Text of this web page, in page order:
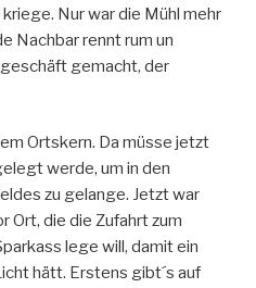
Nur war die Mühl mehr
Nachbar rennt rum un
gemacht, der
Ortskern. Da müsse jetzt
werde, um in den
zu gelange. Jetzt war
Ort, die die Zufahrt zum
lege will, damit ein
hätt. Erstens gibt´s auf